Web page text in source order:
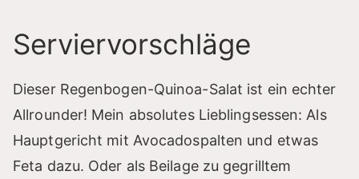
Serviervorschläge
Dieser Regenbogen-Quinoa-Salat ist ein echter
Allrounder! Mein absolutes Lieblingsessen: Als
Hauptgericht mit Avocadospalten und etwas
Feta dazu. Oder als Beilage zu gegrilltem